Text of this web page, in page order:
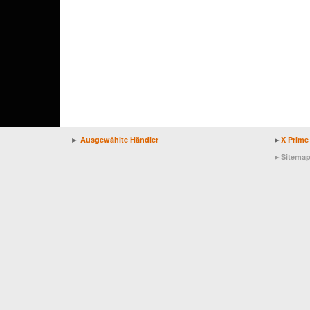
► Ausgewählte Händler ► X Prime
► Sitemap